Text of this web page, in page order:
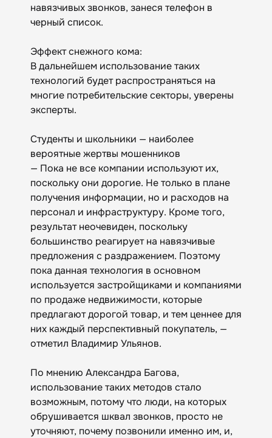
навязчивых звонков, занеся телефон в
черный список.
Эффект снежного кома:
В дальнейшем использование таких
технологий будет распространяться на
многие потребительские секторы, уверены
эксперты.
Студенты и школьники — наиболее
вероятные жертвы мошенников
— Пока не все компании используют их,
поскольку они дорогие. Не только в плане
получения информации, но и расходов на
персонал и инфраструктуру. Кроме того,
результат неочевиден, поскольку
большинство реагирует на навязчивые
предложения с раздражением. Поэтому
пока данная технология в основном
используется застройщиками и компаниями
по продаже недвижимости, которые
предлагают дорогой товар, и тем ценнее для
них каждый перспективный покупатель, —
отметил Владимир Ульянов.
По мнению Александра Багова,
использование таких методов стало
возможным, потому что люди, на которых
обрушивается шквал звонков, просто не
уточняют, почему позвонили именно им, и,